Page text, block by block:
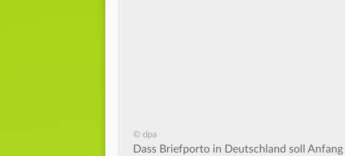
© dpa
Dass Briefporto in Deutschland soll